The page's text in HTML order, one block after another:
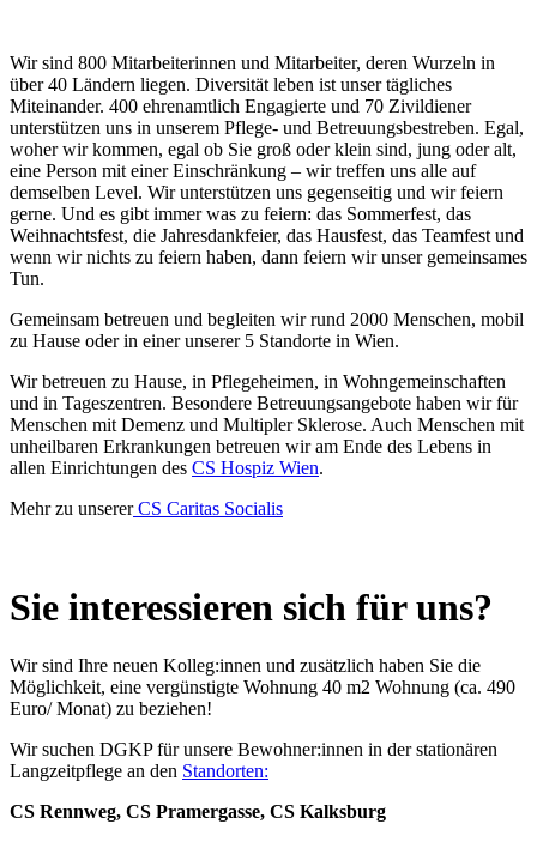
Wir sind 800 Mitarbeiterinnen und Mitarbeiter, deren Wurzeln in
über 40 Ländern liegen. Diversität leben ist unser tägliches
Miteinander. 400 ehrenamtlich Engagierte und 70 Zivildiener
unterstützen uns in unserem Pflege- und Betreuungsbestreben. Egal,
woher wir kommen, egal ob Sie groß oder klein sind, jung oder alt,
eine Person mit einer Einschränkung – wir treffen uns alle auf
demselben Level. Wir unterstützen uns gegenseitig und wir feiern
gerne. Und es gibt immer was zu feiern: das Sommerfest, das
Weihnachtsfest, die Jahresdankfeier, das Hausfest, das Teamfest und
wenn wir nichts zu feiern haben, dann feiern wir unser gemeinsames
Tun.
Gemeinsam betreuen und begleiten wir rund 2000 Menschen, mobil
zu Hause oder in einer unserer 5 Standorte in Wien.
Wir betreuen zu Hause, in Pflegeheimen, in Wohngemeinschaften
und in Tageszentren. Besondere Betreuungsangebote haben wir für
Menschen mit Demenz und Multipler Sklerose. Auch Menschen mit
unheilbaren Erkrankungen betreuen wir am Ende des Lebens in
allen Einrichtungen des CS Hospiz Wien.
Mehr zu unsererCS Caritas Socialis
Sie interessieren sich für uns?
Wir sind Ihre neuen Kolleg:innen und zusätzlich haben Sie die
Möglichkeit, eine vergünstigte Wohnung 40 m2 Wohnung (ca. 490
Euro/ Monat) zu beziehen!
Wir suchen DGKP für unsere Bewohner:innen in der stationären
Langzeitpflege an den Standorten:
CS Rennweg, CS Pramergasse, CS Kalksburg